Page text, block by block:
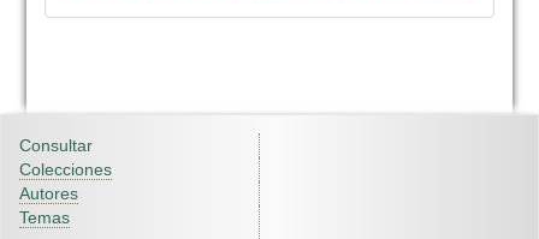
Consultar
Colecciones
Autores
Temas